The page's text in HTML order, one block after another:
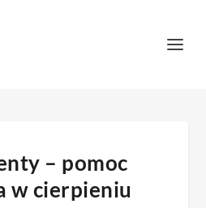
– pomoc
w cierpieniu